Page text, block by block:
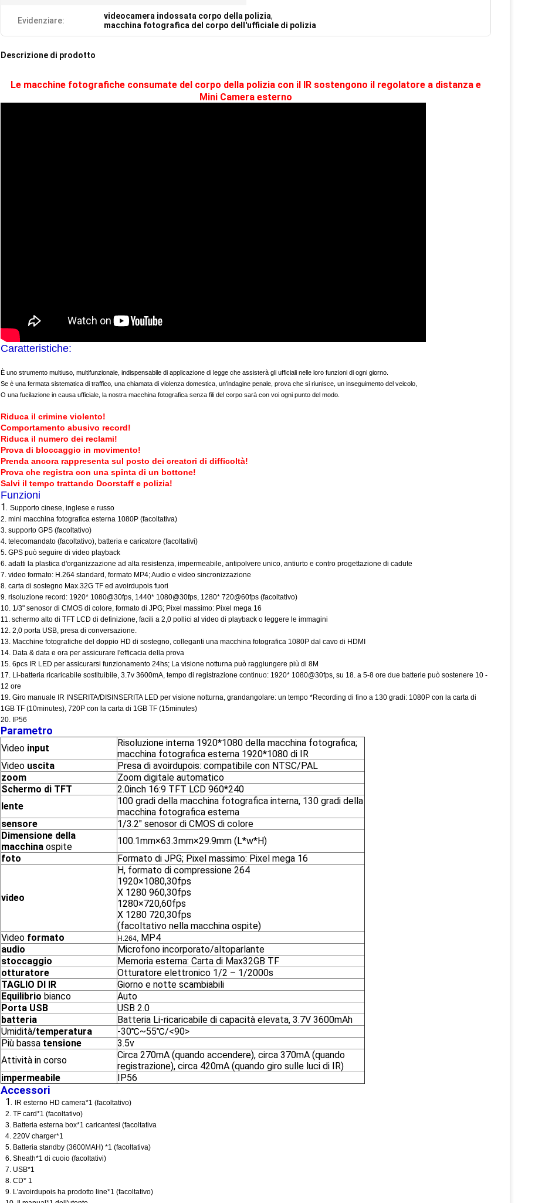
Evidenziare: videocamera indossata corpo della polizia,
macchina fotografica del corpo dell'ufficiale di polizia
Descrizione di prodotto
Le macchine fotografiche consumate del corpo della polizia con il IR sostengono il regolatore a distanza e
Mini Camera esterno
Caratteristiche:
È uno strumento multiuso, multifunzionale, indispensabile di applicazione di legge che assisterà gli ufficiali nelle loro funzioni di ogni giorno.
Se è una fermata sistematica di traffico, una chiamata di violenza domestica, un'indagine penale, prova che si riunisce, un inseguimento del veicolo,
O una fucilazione in causa ufficiale, la nostra macchina fotografica senza fili del corpo sarà con voi ogni punto del modo.
Riduca il crimine violento!
Comportamento abusivo record!
Riduca il numero dei reclami!
Prova di bloccaggio in movimento!
Prenda ancora rappresenta sul posto dei creatori di difficoltà!
Prova che registra con una spinta di un bottone!
Salvi il tempo trattando Doorstaff e polizia!
Funzioni
1. Supporto cinese, inglese e russo
2. mini macchina fotografica esterna 1080P (facoltativa)
3. supporto GPS (facoltativo)
4. telecomandato (facoltativo), batteria e caricatore (facoltativi)
5. GPS può seguire di video playback
6. adatti la plastica d'organizzazione ad alta resistenza, impermeabile, antipolvere unico, antiurto e contro progettazione di cadute
7. video formato: H.264 standard, formato MP4; Audio e video sincronizzazione
8. carta di sostegno Max.32G TF ed avoirdupois fuori
9. risoluzione record: 1920* 1080@30fps, 1440* 1080@30fps, 1280* 720@60fps (facoltativo)
10. 1/3" senosor di CMOS di colore, formato di JPG; Pixel massimo: Pixel mega 16
11. schermo alto di TFT LCD di definizione, facili a 2,0 pollici al video di playback o leggere le immagini
12. 2,0 porta USB, presa di conversazione.
13. Macchine fotografiche del doppio HD di sostegno, colleganti una macchina fotografica 1080P dal cavo di HDMI
14. Data & data e ora per assicurare l'efficacia della prova
15. 6pcs IR LED per assicurarsi funzionamento 24hs; La visione notturna può raggiungere più di 8M
17. Li-batteria ricaricabile sostituibile, 3.7v 3600mA, tempo di registrazione continuo: 1920* 1080@30fps, su 18. a 5-8 ore due batterie può sostenere 10 -
12 ore
19. Giro manuale IR INSERITA/DISINSERITA LED per visione notturna, grandangolare: un tempo *Recording di fino a 130 gradi: 1080P con la carta di
1GB TF (10minutes), 720P con la carta di 1GB TF (15minutes)
20. IP56
Parametro
Video input
Risoluzione interna 1920*1080 della macchina fotografica;
macchina fotografica esterna 1920*1080 di IR
Video uscita
Presa di avoirdupois: compatibile con NTSC/PAL
zoom
Zoom digitale automatico
Schermo di TFT
2.0inch 16:9 TFT LCD 960*240
lente
100 gradi della macchina fotografica interna, 130 gradi della
macchina fotografica esterna
sensore
1/3.2" senosor di CMOS di colore
Dimensione della
macchina ospite
100.1mm×63.3mm×29.9mm (L*w*H)
foto
Formato di JPG; Pixel massimo: Pixel mega 16
video
H, formato di compressione 264
1920×1080,30fps
X 1280 960,30fps
1280×720,60fps
X 1280 720,30fps
(facoltativo nella macchina ospite)
Video formato H.264, MP4
audio
Microfono incorporato/altoparlante
stoccaggio
Memoria esterna: Carta di Max32GB TF
otturatore
Otturatore elettronico 1/2 – 1/2000s
TAGLIO DI IR
Giorno e notte scambiabili
Equilibrio bianco
Auto
Porta USB
USB 2.0
batteria
Batteria Li-ricaricabile di capacità elevata, 3.7V 3600mAh
Umidità/temperatura
-30℃~55℃/<90>
Più bassa tensione
3.5v
Attività in corso
Circa 270mA (quando accendere), circa 370mA (quando
registrazione), circa 420mA (quando giro sulle luci di IR)
impermeabile
IP56
Accessori
1.
IR esterno HD camera*1 (facoltativo)
2. TF card*1 (facoltativo)
3. Batteria esterna box*1 caricantesi (facoltativa
4. 220V charger*1
5. Batteria standby (3600MAH) *1 (facoltativa)
6. Sheath*1 di cuoio (facoltativi)
7. USB*1
8. CD* 1
9. L'avoirdupois ha prodotto line*1 (facoltativo)